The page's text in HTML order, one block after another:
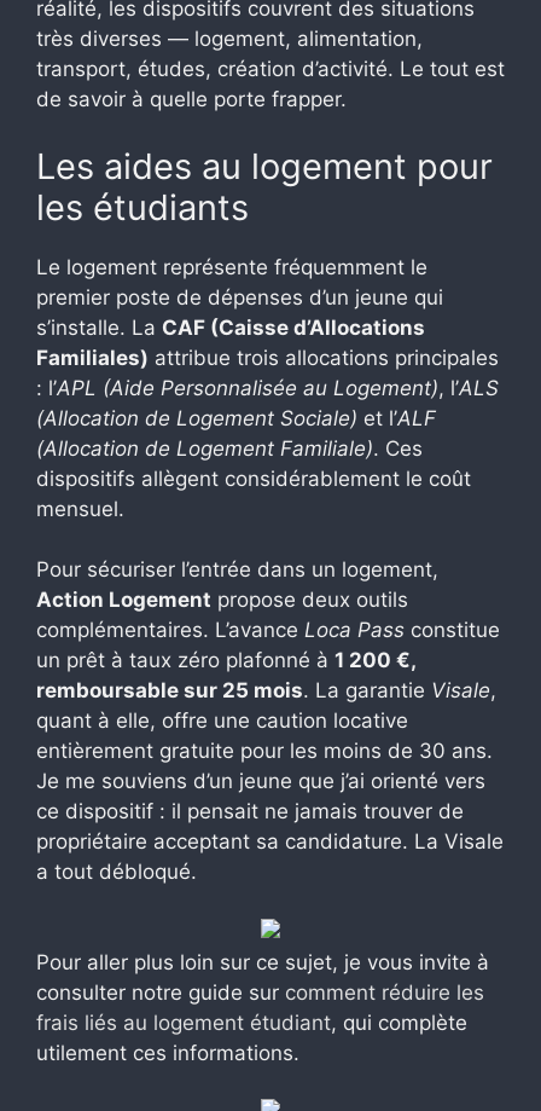
réalité, les dispositifs couvrent des situations
très diverses — logement, alimentation,
transport, études, création d’activité. Le tout est
de savoir à quelle porte frapper.
Les aides au logement pour
les étudiants
Le logement représente fréquemment le
premier poste de dépenses d’un jeune qui
s’installe. La CAF (Caisse d’Allocations
Familiales) attribue trois allocations principales
: l’APL (Aide Personnalisée au Logement), l’ALS
(Allocation de Logement Sociale) et l’ALF
(Allocation de Logement Familiale). Ces
dispositifs allègent considérablement le coût
mensuel.
Pour sécuriser l’entrée dans un logement,
Action Logement propose deux outils
complémentaires. L’avance Loca Pass constitue
un prêt à taux zéro plafonné à 1 200 €,
remboursable sur 25 mois. La garantie Visale,
quant à elle, offre une caution locative
entièrement gratuite pour les moins de 30 ans.
Je me souviens d’un jeune que j’ai orienté vers
ce dispositif : il pensait ne jamais trouver de
propriétaire acceptant sa candidature. La Visale
a tout débloqué.
Pour aller plus loin sur ce sujet, je vous invite à
consulter notre guide sur comment réduire les
frais liés au logement étudiant, qui complète
utilement ces informations.